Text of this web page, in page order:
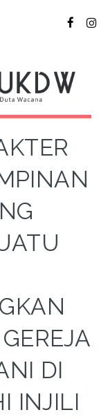
DI
INJILI